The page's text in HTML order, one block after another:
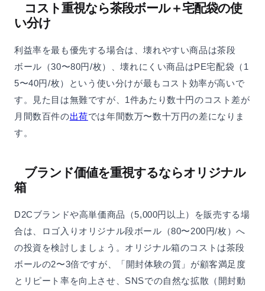
コスト重視なら茶段ボール＋宅配袋の使
い分け
利益率を最も優先する場合は、壊れやすい商品は茶段
ボール（30〜80円/枚）、壊れにくい商品はPE宅配袋（1
5〜40円/枚）という使い分けが最もコスト効率が高いで
す。見た目は無難ですが、1件あたり数十円のコスト差が
月間数百件の出荷では年間数万〜数十万円の差になりま
す。
ブランド価値を重視するならオリジナル
箱
D2Cブランドや高単価商品（5,000円以上）を販売する場
合は、ロゴ入りオリジナル段ボール（80〜200円/枚）へ
の投資を検討しましょう。オリジナル箱のコストは茶段
ボールの2〜3倍ですが、「開封体験の質」が顧客満足度
とリピート率を向上させ、SNSでの自然な拡散（開封動